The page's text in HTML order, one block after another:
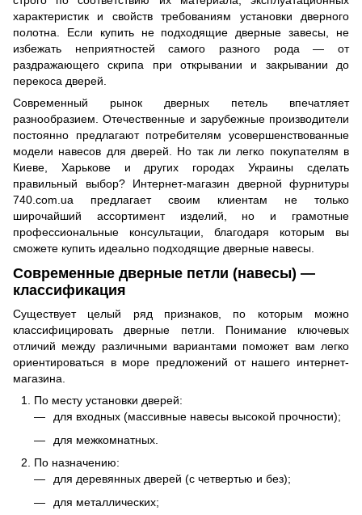
характеристик и свойств требованиям установки дверного
полотна. Если купить не подходящие дверные завесы, не
избежать неприятностей самого разного рода — от
раздражающего скрипа при открывании и закрывании до
перекоса дверей.
Современный рынок дверных петель впечатляет
разнообразием. Отечественные и зарубежные производители
постоянно предлагают потребителям усовершенствованные
модели навесов для дверей. Но так ли легко покупателям в
Киеве, Харькове и других городах Украины сделать
правильный выбор? Интернет-магазин дверной фурнитуры
740.com.ua предлагает своим клиентам не только
широчайший ассортимент изделий, но и грамотные
профессиональные консультации, благодаря которым вы
сможете купить идеально подходящие дверные навесы.
Современные дверные петли (навесы) —
классификация
Существует целый ряд признаков, по которым можно
классифицировать дверные петли. Понимание ключевых
отличий между различными вариантами поможет вам легко
ориентироваться в море предложений от нашего интернет-
магазина.
По месту установки дверей:
для входных (массивные навесы высокой прочности);
для межкомнатных.
По назначению:
для деревянных дверей (с четвертью и без);
для металлических;